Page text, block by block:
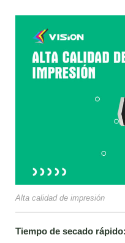
Alta calidad de impresión
Tiempo de secado rápido: